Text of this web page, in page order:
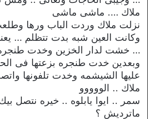
ملاك …. ماشى ماشى
نزلت ملاك وردت الباب ورها
وكانت العين شبه بدت تتظلم …
… خشت لدار الخزين وخدت
وبعدين خدت طنجره بزعتها فى
عليها الشيشمه وخدت تلفونها
ملاك .. الووووو
سمر .. ايوا يابلوه .. خيره نتصل
ماترديش ؟